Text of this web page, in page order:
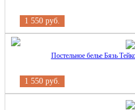
1 550 руб.
Постельное белье Бязь
1 550 руб.